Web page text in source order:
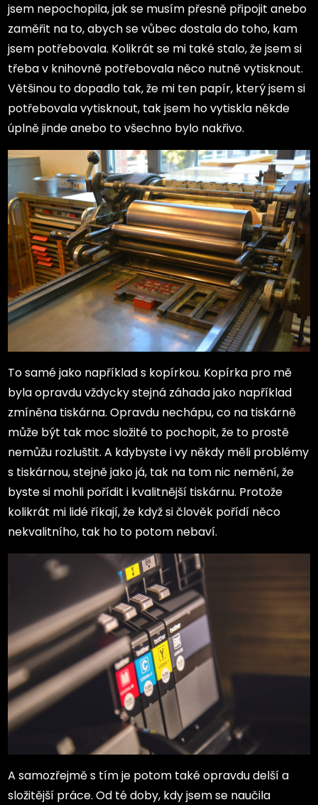
jsem nepochopila, jak se musím přesně připojit anebo
zaměřit na to, abych se vůbec dostala do toho, kam
jsem potřebovala. Kolikrát se mi také stalo, že jsem si
třeba v knihovně potřebovala něco nutně vytisknout.
Většinou to dopadlo tak, že mi ten papír, který jsem si
potřebovala vytisknout, tak jsem ho vytiskla někde
úplně jinde anebo to všechno bylo nakřivo.
To samé jako například s kopírkou. Kopírka pro mě
byla opravdu vždycky stejná záhada jako například
zmíněna tiskárna. Opravdu nechápu, co na tiskárně
může být tak moc složité to pochopit, že to prostě
nemůžu rozluštit. A kdybyste i vy někdy měli problémy
s tiskárnou, stejně jako já, tak na tom nic nemění, že
byste si mohli pořídit i kvalitnější tiskárnu. Protože
kolikrát mi lidé říkají, že když si člověk pořídí něco
nekvalitního, tak ho to potom nebaví.
A samozřejmě s tím je potom také opravdu delší a
složitější práce. Od té doby, kdy jsem se naučila